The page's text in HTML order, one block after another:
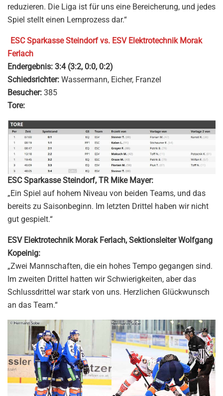
reduzieren. Die Liga ist für uns eine Bereicherung, und jedes
Spiel stellt einen Lernprozess dar.“
ESC Sparkasse Steindorf vs. ESV Elektrotechnik Morak
Ferlach
Endergebnis: 3:4 (3:2, 0:0, 0:2)
Schiedsrichter: Wassermann, Eicher, Franzel
Besucher: 385
Tore:
ESC Sparkasse Steindorf, TR Mike Mayer:
„Ein Spiel auf hohem Niveau von beiden Teams, und das
bereits zu Saisonbeginn. Im letzten Drittel haben wir nicht
gut gespielt.“
ESV Elektrotechnik Morak Ferlach, Sektionsleiter Wolfgang
Kopeinig:
„Zwei Mannschaften, die ein hohes Tempo gegangen sind.
Im zweiten Drittel hatten wir Schwierigkeiten, aber das
Schlussdrittel war stark von uns. Herzlichen Glückwunsch
an das Team.“